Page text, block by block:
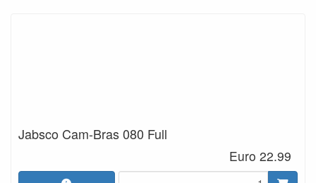
Jabsco Cam-Bras 080 Full
Euro 22.99